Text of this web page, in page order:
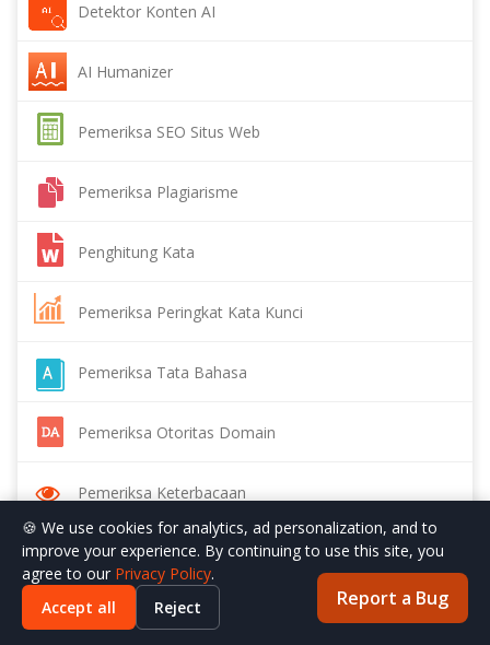
Detektor Konten AI
AI Humanizer
Pemeriksa SEO Situs Web
Pemeriksa Plagiarisme
Penghitung Kata
Pemeriksa Peringkat Kata Kunci
Pemeriksa Tata Bahasa
Pemeriksa Otoritas Domain
Pemeriksa Keterbacaan
Kompresor Gambar
Pencarian Gambar Terbalik
Report a Bug
🍪 We use cookies for analytics, ad personalization, and to
improve your experience. By continuing to use this site, you
agree to our Privacy Policy.
Accept all
Reject